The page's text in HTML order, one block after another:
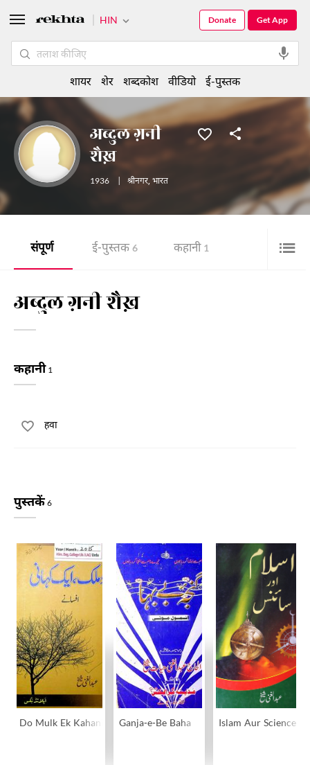
अब्दुल ग़नी
शैख़
1936 श्रीनगर, भारत
संपूर्ण ई-पुस्तक 6 कहानी 1
अब्दुल ग़नी शैख़
कहानी 1
हवा
पुस्तकें 6
Do Mulk Ek Kahani Ganja-e-Be Baha Islam Aur Science
HIN Get App
Donate
शायर शेर शब्दकोश वीडियो ई-पुस्तक